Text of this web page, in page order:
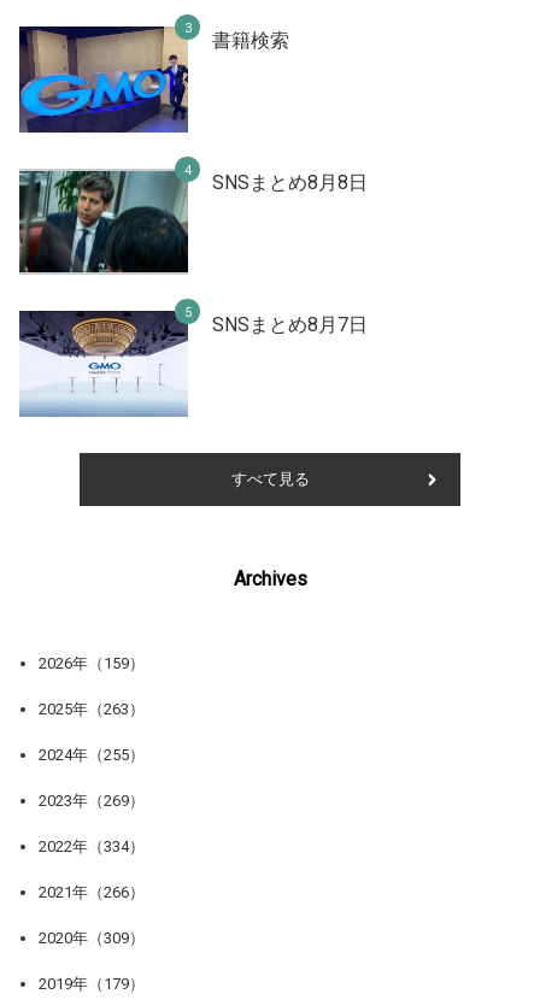
書籍検索
SNSまとめ8月8日
SNSまとめ8月7日
すべて見る
Archives
2026年（159）
2025年（263）
2024年（255）
2023年（269）
2022年（334）
2021年（266）
2020年（309）
2019年（179）